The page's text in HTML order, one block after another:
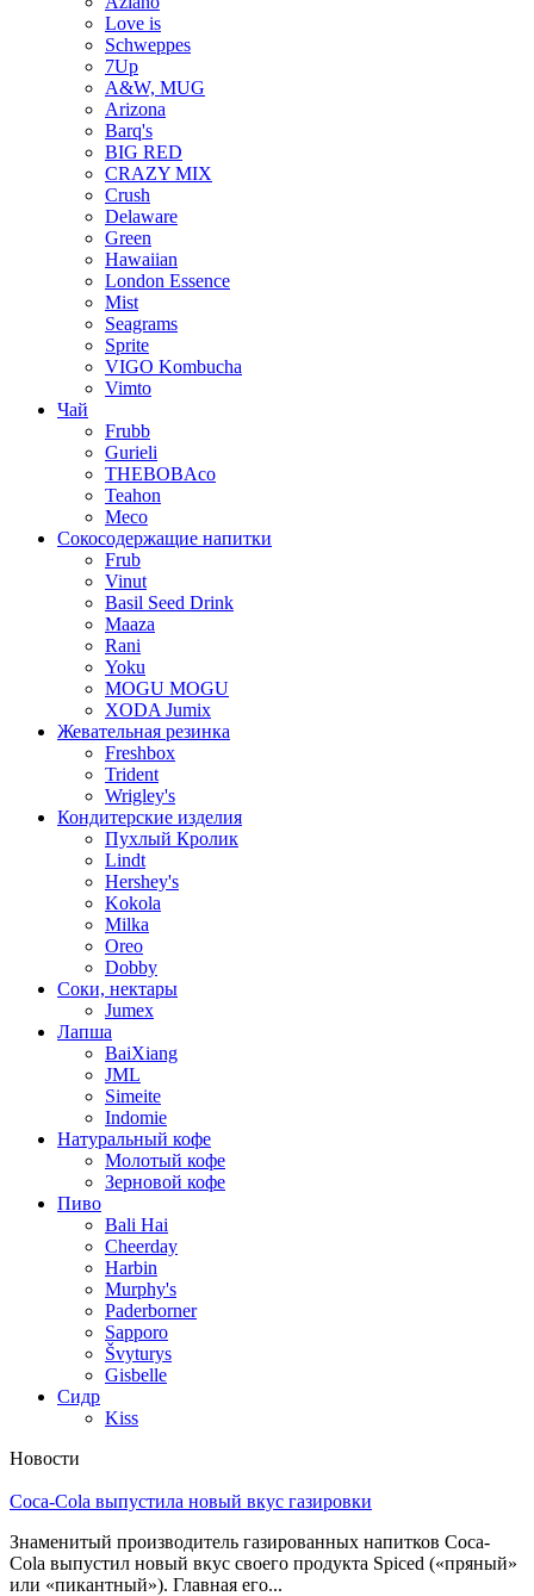
Love is
Schweppes
7Up
A&W, MUG
Arizona
Barq's
BIG RED
CRAZY MIX
Crush
Delaware
Green
Hawaiian
London Essence
Mist
Seagrams
Sprite
VIGO Kombucha
Vimto
Чай
Frubb
Gurieli
THEBOBAco
Teahon
Meco
Сокосодержащие напитки
Frub
Vinut
Basil Seed Drink
Maaza
Rani
Yoku
MOGU MOGU
XODA Jumix
Жевательная резинка
Freshbox
Trident
Wrigley's
Кондитерские изделия
Пухлый Кролик
Lindt
Hershey's
Kokola
Milka
Oreo
Dobby
Соки, нектары
Jumex
Лапша
BaiXiang
JML
Simeite
Indomie
Натуральный кофе
Молотый кофе
Зерновой кофе
Пиво
Bali Hai
Cheerday
Harbin
Murphy's
Paderborner
Sapporo
Švyturys
Gisbelle
Сидр
Kiss
Новости
Coca-Cola выпустила новый вкус газировки
Знаменитый производитель газированных напитков Coca-
Cola выпустил новый вкус своего продукта Spiced («пряный»
или «пикантный»). Главная его...